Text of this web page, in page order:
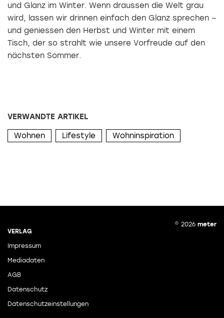
und Glanz im Winter. Wenn draussen die Welt grau
wird, lassen wir drinnen einfach den Glanz sprechen –
und geniessen den Herbst und Winter mit einem
Tisch, der so strahlt wie unsere Vorfreude auf den
nächsten Sommer.
VERWANDTE ARTIKEL
Wohnen Lifestyle Wohninspiration
VERLAG
Impressum
Mediadaten
AGB
Datenschutz
Datenschutzeinstellungen
© 2026 meter